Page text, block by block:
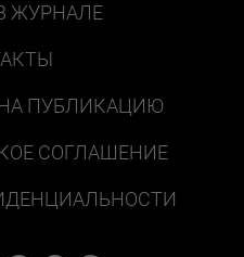
ЖУРНАЛЕ
ПУБЛИКАЦИЮ
СОГЛАШЕНИЕ